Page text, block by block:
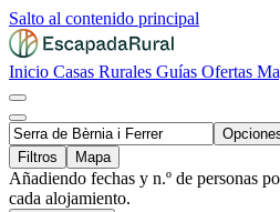
Salto al contenido principal
Inicio Casas Rurales Guías Ofertas
Filtros
Mapa
Añadiendo fechas y n.º de personas
cada alojamiento.